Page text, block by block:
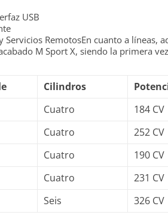
USB
Servicios RemotosEn cuanto a líneas,
M Sport X, siendo la primera
Cilindros
Cuatro 184 CV
Cuatro 252 CV
Cuatro 190 CV
Cuatro 231 CV
Seis 326 CV